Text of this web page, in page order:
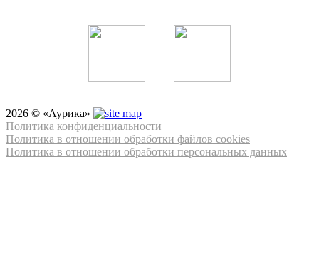
2026 © «Аурика»
Политика конфиденциальности
Политика в отношении обработки файлов cookies
Политика в отношении обработки персональных данных